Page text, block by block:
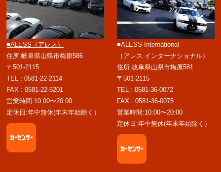
■ALESS（アレス）
住所:岐阜県山県市梅原586
〒501-2115
TEL : 0581-22-2114
FAX : 0581-22-5201
営業時間:10:00〜20:00
定休日:年中無休(年末年始除く）
■ALESS International
（アレス インターナショナル）
住所:岐阜県山県市梅原581
〒501-2115
TEL : 0581-36-0072
FAX : 0581-36-0075
営業時間:10:00〜20:00
定休日:年中無休(年末年始除く）